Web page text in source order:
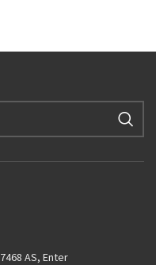
AS, Enter